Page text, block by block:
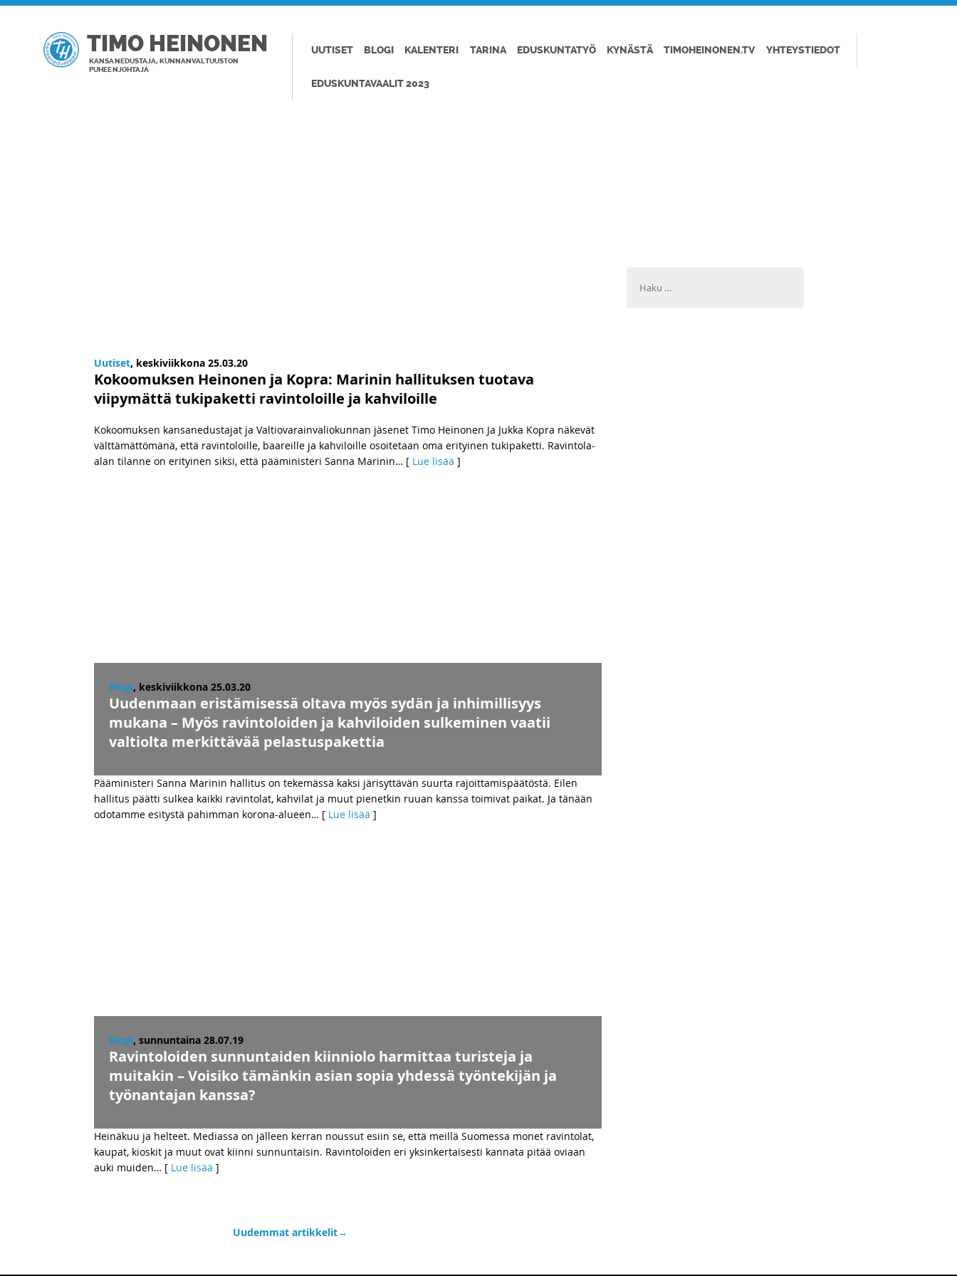
TIMO HEINONEN
KANSANEDUSTAJA, KUNNANVALTUUSTON
PUHEENJOHTAJA
UUTISET BLOGI KALENTERI TARINA EDUSKUNTATYÖ KYNÄSTÄ TIMOHEINONEN.TV YHTEYSTIEDOT
EDUSKUNTAVAALIT 2023
Uutiset, keskiviikkona 25.03.20
Kokoomuksen Heinonen ja Kopra: Marinin hallituksen tuotava
viipymättä tukipaketti ravintoloille ja kahviloille
Kokoomuksen kansanedustajat ja Valtiovarainvaliokunnan jäsenet Timo Heinonen Ja Jukka Kopra näkevät
välttämättömänä, että ravintoloille, baareille ja kahviloille osoitetaan oma erityinen tukipaketti. Ravintola-
alan tilanne on erityinen siksi, että pääministeri Sanna Marinin… [ Lue lisää ]
Blogi, keskiviikkona 25.03.20
Uudenmaan eristämisessä oltava myös sydän ja inhimillisyys
mukana – Myös ravintoloiden ja kahviloiden sulkeminen vaatii
valtiolta merkittävää pelastuspakettia
Pääministeri Sanna Marinin hallitus on tekemässä kaksi järisyttävän suurta rajoittamispäätöstä. Eilen
hallitus päätti sulkea kaikki ravintolat, kahvilat ja muut pienetkin ruuan kanssa toimivat paikat. Ja tänään
odotamme esitystä pahimman korona-alueen… [ Lue lisää ]
Blogi, sunnuntaina 28.07.19
Ravintoloiden sunnuntaiden kiinniolo harmittaa turisteja ja
muitakin – Voisiko tämänkin asian sopia yhdessä työntekijän ja
työnantajan kanssa?
Heinäkuu ja helteet. Mediassa on jälleen kerran noussut esiin se, että meillä Suomessa monet ravintolat,
kaupat, kioskit ja muut ovat kiinni sunnuntaisin. Ravintoloiden eri yksinkertaisesti kannata pitää oviaan
auki muiden… [ Lue lisää ]
Uudemmat artikkelit→